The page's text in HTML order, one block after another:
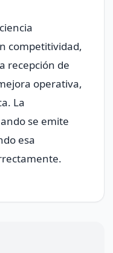
competitividad,
recepción de
operativa,
La
se emite
esa